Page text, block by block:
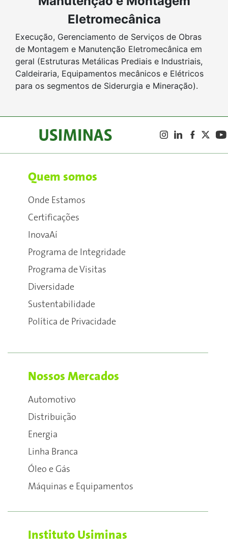
Eletromecânica
Execução, Gerenciamento de Serviços de Obras
de Montagem e Manutenção Eletromecânica em
geral (Estruturas Metálicas Prediais e Industriais,
Caldeiraria, Equipamentos mecânicos e Elétricos
para os segmentos de Siderurgia e Mineração).
Quem somos
Onde Estamos
Certificações
InovaAí
Programa de Integridade
Programa de Visitas
Diversidade
Sustentabilidade
Política de Privacidade
Nossos Mercados
Automotivo
Distribuição
Energia
Linha Branca
Óleo e Gás
Máquinas e Equipamentos
Instituto Usiminas